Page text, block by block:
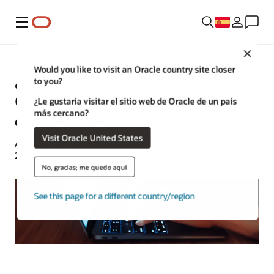
Menú
Would you like to visit an Oracle country site closer
to you?
¿Le gustaría visitar el sitio web de Oracle de un país
más cercano?
Visit Oracle United States
No, gracias; me quedo aquí
See this page for a different country/region
¿Qué es el inicio de sesión único
(SSO)? ¿Cómo funciona el inicio
de sesión único (SSO)?
Art Wittman | Director de contenido | 22 de octubre de
2024